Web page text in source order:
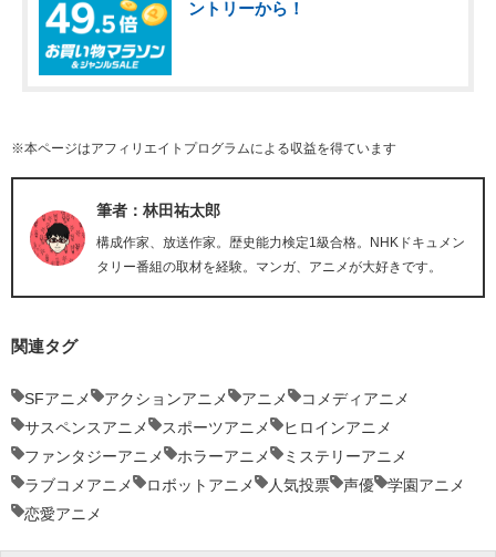
ントリーから！
※本ページはアフィリエイトプログラムによる収益を得ています
筆者：林田祐太郎
構成作家、放送作家。歴史能力検定1級合格。NHKドキュメン
タリー番組の取材を経験。マンガ、アニメが大好きです。
関連タグ
SFアニメ アクションアニメ アニメ
コメディアニメ
サスペンスアニメ
スポーツアニメ
ヒロインアニメ
ファンタジーアニメ
ホラーアニメ
ミステリーアニメ
ラブコメアニメ
ロボットアニメ 人気投票 声優
学園アニメ
恋愛アニメ